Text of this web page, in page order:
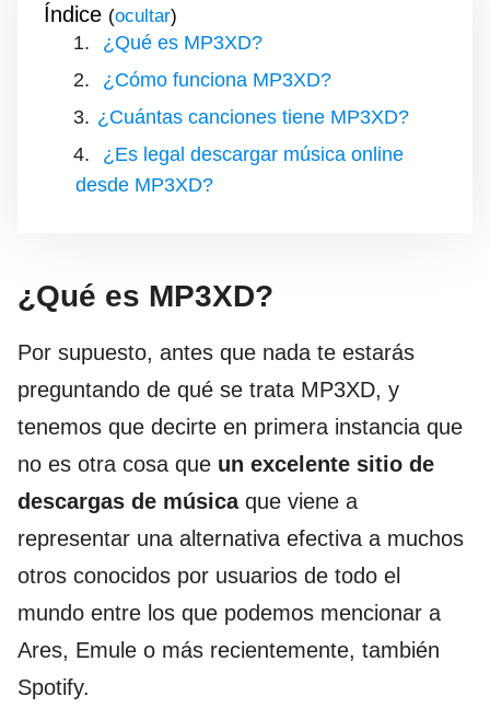
Índice ( )
¿Qué es MP3XD?
¿Cómo funciona MP3XD?
¿Cuántas canciones tiene MP3XD?
¿Es legal descargar música online
desde MP3XD?
¿Qué es MP3XD?
Por supuesto, antes que nada te estarás
preguntando de qué se trata MP3XD, y
tenemos que decirte en primera instancia que
no es otra cosa que un excelente sitio de
descargas de músicaque viene a
representar una alternativa efectiva a muchos
otros conocidos por usuarios de todo el
mundo entre los que podemos mencionar a
Ares, Emule o más recientemente, también
Spotify.